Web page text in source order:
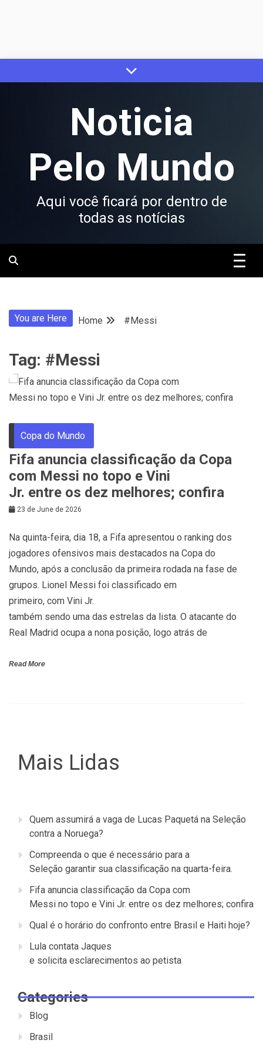
to
Noticia
Pelo Mundo
Aqui você ficará por dentro de
todas as notícias
You are Here Home #Messi
Tag: #Messi
Copa do Mundo
Fifa anuncia classificação da Copa
com Messi no topo e Vini
Jr. entre os dez melhores; confira
23 de June de 2026
Na quinta-feira, dia 18, a Fifa apresentou o ranking dos
jogadores ofensivos mais destacados na Copa do
Mundo, após a conclusão da primeira rodada na fase de
grupos. Lionel Messi foi classificado em
primeiro, com Vini Jr.
também sendo uma das estrelas da lista. O atacante do
Real Madrid ocupa a nona posição, logo atrás de
Read More
Mais Lidas
Quem assumirá a vaga de Lucas Paquetá na Seleção
contra a Noruega?
Compreenda o que é necessário para a
Seleção garantir sua classificação na quarta-feira.
Fifa anuncia classificação da Copa com
Messi no topo e Vini Jr. entre os dez melhores; confira
Qual é o horário do confronto entre Brasil e Haiti hoje?
Lula contata Jaques
e solicita esclarecimentos ao petista
Categories
Blog
Brasil